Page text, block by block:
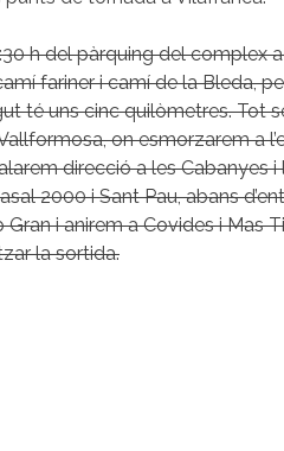
h del pàrquing del complex
fariner i camí de la Bleda,
té uns cinc quilòmetres. Tot
on esmorzarem a
direcció a les Cabanyes
2000 i Sant Pau, abans
i anirem a Covides i Mas
la sortida.